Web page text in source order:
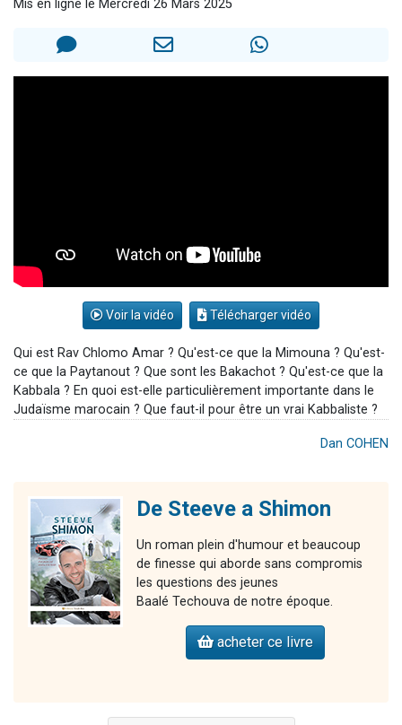
Mis en ligne le Mercredi 26 Mars 2025
Voir la vidéo Télécharger vidéo
Qui est Rav Chlomo Amar ? Qu'est-ce que la Mimouna ? Qu'est-
ce que la Paytanout ? Que sont les Bakachot ? Qu'est-ce que la
Kabbala ? En quoi est-elle particulièrement importante dans le
Judaïsme marocain ? Que faut-il pour être un vrai Kabbaliste ?
Dan COHEN
De Steeve a Shimon
Un roman plein d'humour et beaucoup
de finesse qui aborde sans compromis
les questions des jeunes
Baalé Techouva de notre époque.
acheter ce livre